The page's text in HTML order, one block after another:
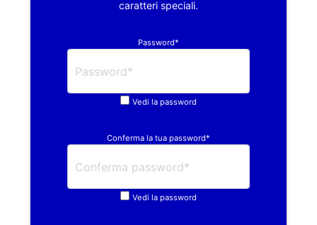
caratteri speciali.
Password*
Vedi la password
Conferma la tua password*
Vedi la password